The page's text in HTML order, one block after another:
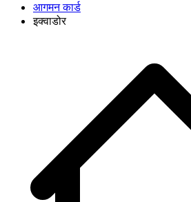
आगमन कार्ड
इक्वाडोर